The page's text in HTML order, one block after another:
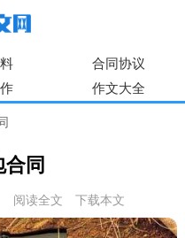
合同协议
作文大全
同
阅读全文 下载本文